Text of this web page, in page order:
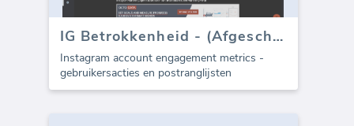
IG Betrokkenheid - (Afgeschreven)
Instagram account engagement metrics -
gebruikersacties en postranglijsten